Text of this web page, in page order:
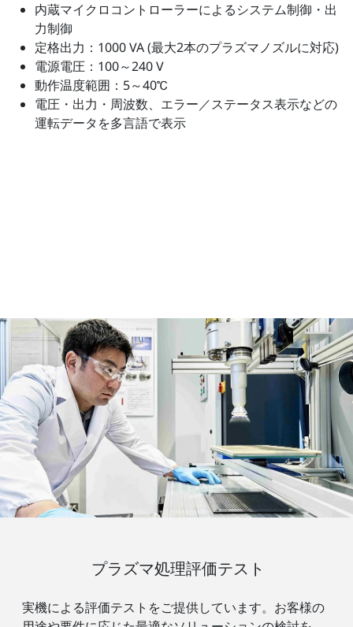
内蔵マイクロコントローラーによるシステム制御・出
力制御
定格出力：1000 VA (最大2本のプラズマノズルに対応)
電源電圧：100～240 V
動作温度範囲：5～40℃
電圧・出力・周波数、エラー／ステータス表示などの
運転データを多言語で表示
プラズマ処理評価テスト
実機による評価テストをご提供しています。お客様の